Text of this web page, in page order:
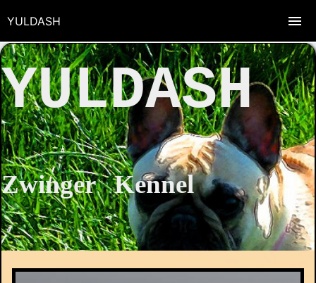
YULDASH
Zwinger Kennel
YULDASH